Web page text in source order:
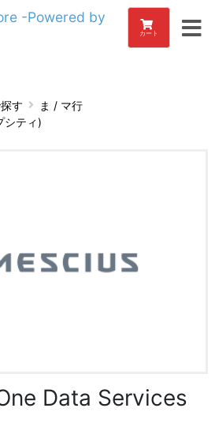
-Powered by
カート
す
ま / マ行
シティ)
Data Services